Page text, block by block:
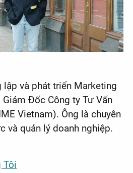
và phát triển Marketing
Giám Đốc Công ty Tư Vấn
Vietnam). Ông là chuyên
và quản lý doanh nghiệp.
Tôi